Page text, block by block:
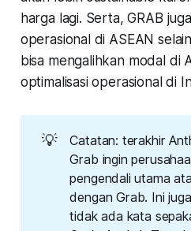
harga lagi. Serta, GRAB
operasional di ASEAN
bisa mengalihkan modal di
optimalisasi operasional di
💡
Catatan: terakhir
Grab ingin
pengendali utama
dengan Grab. Ini
tidak ada kata